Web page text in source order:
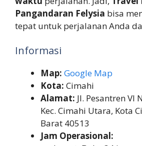
Pangandaran Felysia bisa
tepat untuk perjalanan Anda
Informasi
Map: Google Map
Kota: Cimahi
Alamat: Jl. Pesantren VI
Kec. Cimahi Utara, Kota
Barat 40513
Jam Operasional: